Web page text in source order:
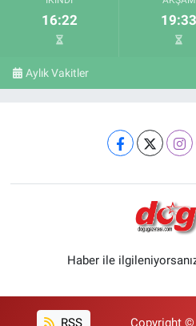
16:22 19:33
Aylık Vakitler
Haber ile
RSS Copyright ©